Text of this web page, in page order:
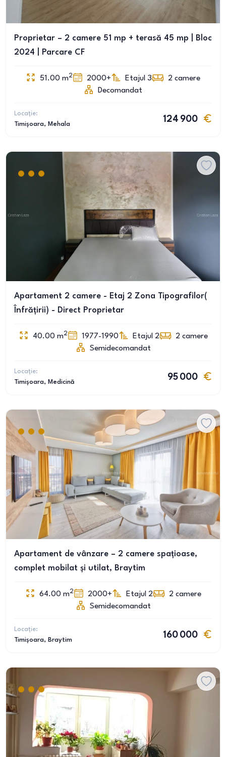
Proprietar – 2 camere 51 mp + terasă 45 mp | Bloc
2024 | Parcare CF
51.00 m2 2000+ Etajul 3 2 camere
Decomandat
Locație:
Timișoara, Mehala
124 900
Apartament 2 camere - Etaj 2 Zona Tipografilor(
Înfrățirii) - Direct Proprietar
40.00 m2 1977-1990 Etajul 2 2 camere
Semidecomandat
Locație:
Timișoara, Medicină
95 000
Apartament de vânzare – 2 camere spațioase,
complet mobilat și utilat, Braytim
64.00 m2 2000+ Etajul 2 2 camere
Semidecomandat
Locație:
Timișoara, Braytim
160 000